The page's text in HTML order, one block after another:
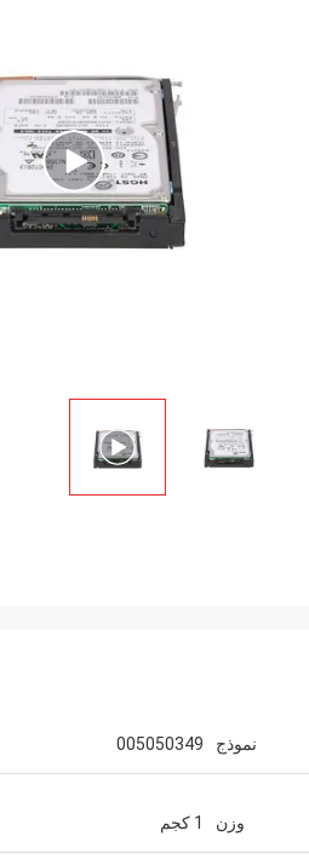
نموذج 005050349
وزن 1 كجم